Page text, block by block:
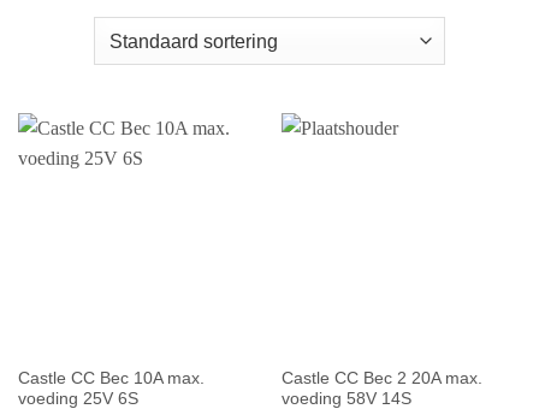
Castle CC Bec 10A max.
voeding 25V 6S
Castle CC Bec 2 20A max.
voeding 58V 14S